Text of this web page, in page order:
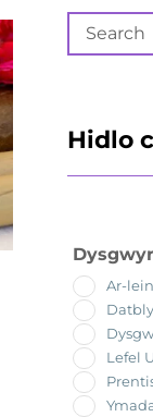
Hidlo
Dysgwyr
Ar-lein
Lefel